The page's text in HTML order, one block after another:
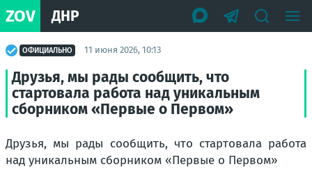
ZOV ДНР
ОФИЦИАЛЬНО 11 июня 2026, 10:13
Друзья, мы рады сообщить, что
стартовала работа над уникальным
сборником «Первые о Первом»
Друзья, мы рады сообщить, что стартовала работа
над уникальным сборником «Первые о Первом»